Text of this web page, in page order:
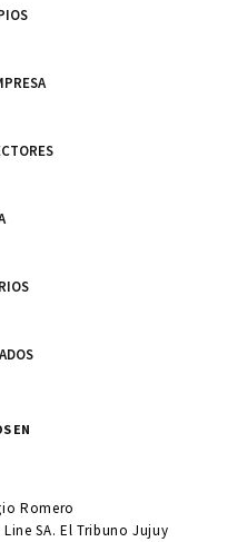
EN
Romero
SA. El Tribuno Jujuy